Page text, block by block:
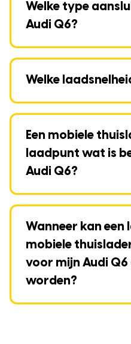
Welke type
Audi Q6?
Welke
Een mobiele
laadpunt wat is
Audi Q6?
Wanneer kan een
mobiele
voor mijn Audi Q6
worden?